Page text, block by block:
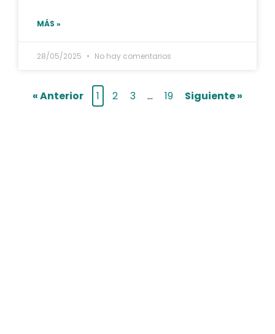
MÁS »
28/05/2025 No hay comentarios
« Anterior 1 2 3 … 19 Siguiente »